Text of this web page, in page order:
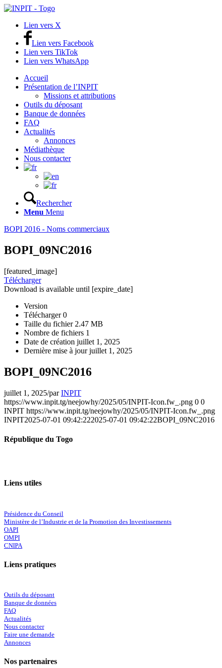
Lien vers X
Lien vers Facebook
Lien vers TikTok
Lien vers WhatsApp
Accueil
Présentation de l’INPIT
Missions et attributions
Outils du déposant
Banque de données
FAQ
Actualités
Annonces
Médiathèque
Nous contacter
Rechercher
Menu Menu
BOPI 2016 - Noms commerciaux
BOPI_09NC2016
[featured_image]
Télécharger
Download is available until [expire_date]
Version
Télécharger0
Taille du fichier 2.47 MB
Nombre de fichiers 1
Date de création juillet 1, 2025
Dernière mise à jourjuillet 1, 2025
BOPI_09NC2016
juillet 1, 2025/parINPIT
https://www.inpit.tg/neejowhy/2025/05/INPIT-Icon.fw_.png 0 0
INPIT https://www.inpit.tg/neejowhy/2025/05/INPIT-Icon.fw_.png
INPIT2025-07-01 09:42:222025-07-01 09:42:22BOPI_09NC2016
République du Togo
Liens utiles
Présidence du Conseil
Ministère de l’Industrie et de la Promotion des Investissements
OAPI
OMPI
CNIPA
Liens pratiques
Outils du déposant
Banque de données
FAQ
Actualités
Nous contacter
Faire une demande
Annonces
Nos partenaires